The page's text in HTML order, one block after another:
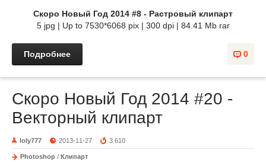
Скоро Новый Год 2014 #8 - Растровый клипарт
5 jpg | Up to 7530*6068 pix | 300 dpi | 84.41 Mb rar
0
Подробнее
Скоро Новый Год 2014 #20 -
Векторный клипарт
loly777 2013-11-27 3 610
Photoshop / Клипарт